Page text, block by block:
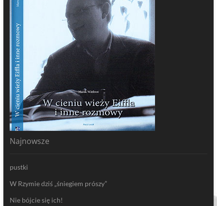
Najnowsze
pustki
W Rzymie dziś „śniegiem prószy”
Nie bójcie się ich!